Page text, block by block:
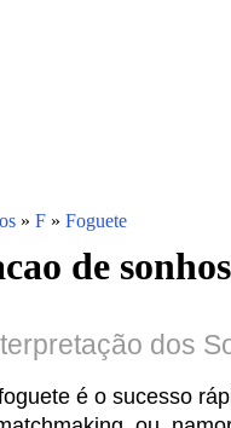
» F » Foguete
de
dos
é o sucesso